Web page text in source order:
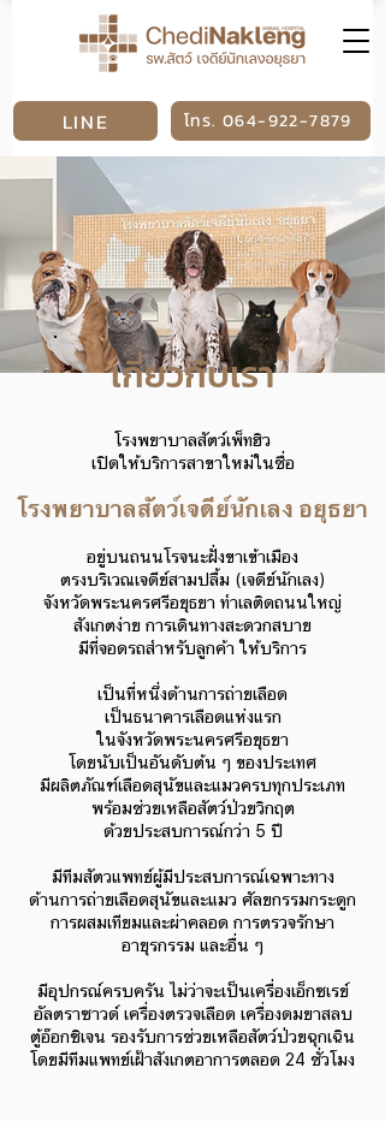
LINE โทร. 064-922-7879
โรงพยาบาลสัตว์เพ็ทฮิว
เปิดให้บริการสาขาใหม่ในชื่อ
โรงพยาบาลสัตว์เจดีย์นักเลง อยุธยา
อยู่บนถนนโรจนะฝั่งขาเข้าเมือง
ตรงบริเวณเจดีย์สามปลื้ม (เจดีย์นักเลง)
จังหวัดพระนครศรีอยุธยา ทำเลติดถนนใหญ่
สังเกตง่าย การเดินทางสะดวกสบาย
มีที่จอดรถสำหรับลูกค้า ให้บริการ
เป็นที่หนึ่งด้านการถ่ายเลือด
เป็นธนาคารเลือดแห่งแรก
ในจังหวัดพระนครศรีอยุธยา
โดยนับเป็นอันดับต้น ๆ ของประเทศ
มีผลิตภัณฑ์เลือดสุนัขและแมวครบทุกประเภท
พร้อมช่วยเหลือสัตว์ป่วยวิกฤต
ด้วยประสบการณ์กว่า 5 ปี
มีทีมสัตวแพทย์ผู้มีประสบการณ์เฉพาะทาง
ด้านการถ่ายเลือดสุนัขและแมว ศัลยกรรมกระดูก
การผสมเทียมและผ่าคลอด การตรวจรักษา
อายุรกรรม และอื่น ๆ
มีอุปกรณ์ครบครัน ไม่ว่าจะเป็นเครื่องเอ็กซเรย์
อัลตราซาวด์ เครื่องตรวจเลือด เครื่องดมยาสลบ
ตู้อ๊อกซิเจน รองรับการช่วยเหลือสัตว์ป่วยฉุกเฉิน
โดยมีทีมแพทย์เฝ้าสังเกตอาการตลอด 24 ชั่วโมง
เกี่ยวกับเรา